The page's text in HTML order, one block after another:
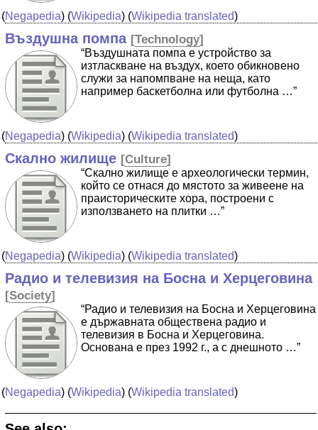
(Negapedia) (Wikipedia) (Wikipedia translated)
Въздушна помпа [Technology]
“Въздушната помпа е устройство за
изтласкване на въздух, което обикновено
служи за напомпване на неща, като
например баскетболна или футболна …”
(Negapedia) (Wikipedia) (Wikipedia translated)
Скално жилище [Culture]
“Скално жилище е археологически термин,
който се отнася до мястото за живеене на
праисторическите хора, построени с
използването на плитки …”
(Negapedia) (Wikipedia) (Wikipedia translated)
Радио и телевизия на Босна и Херцеговина
[Society]
“Радио и телевизия на Босна и Херцеговина
е държавната обществена радио и
телевизия в Босна и Херцеговина.
Основана е през 1992 г., а с днешното …”
(Negapedia) (Wikipedia) (Wikipedia translated)